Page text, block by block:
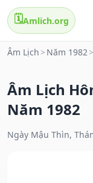
🗓️Amlich.org
Âm Lịch > Năm 1982>
Âm Lịch
Năm 1982
Ngày Mậu Thìn,